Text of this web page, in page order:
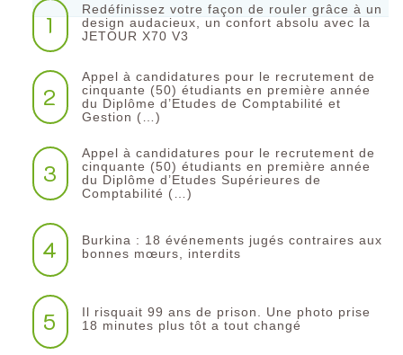
1
Redéfinissez votre façon de rouler grâce à un
design audacieux, un confort absolu avec la
JETOUR X70 V3
2
Appel à candidatures pour le recrutement de
cinquante (50) étudiants en première année
du Diplôme d’Etudes de Comptabilité et
Gestion (…)
3
Appel à candidatures pour le recrutement de
cinquante (50) étudiants en première année
du Diplôme d’Etudes Supérieures de
Comptabilité (…)
4
Burkina : 18 événements jugés contraires aux
bonnes mœurs, interdits
5
Il risquait 99 ans de prison. Une photo prise
18 minutes plus tôt a tout changé